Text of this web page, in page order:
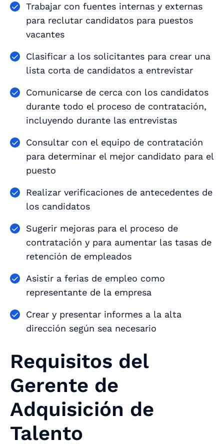
Trabajar con fuentes internas y externas
para reclutar candidatos para puestos
vacantes
Clasificar a los solicitantes para crear una
lista corta de candidatos a entrevistar
Comunicarse de cerca con los candidatos
durante todo el proceso de contratación,
incluyendo durante las entrevistas
Consultar con el equipo de contratación
para determinar el mejor candidato para el
puesto
Realizar verificaciones de antecedentes de
los candidatos
Sugerir mejoras para el proceso de
contratación y para aumentar las tasas de
retención de empleados
Asistir a ferias de empleo como
representante de la empresa
Crear y presentar informes a la alta
dirección según sea necesario
Requisitos del
Gerente de
Adquisición de
Talento